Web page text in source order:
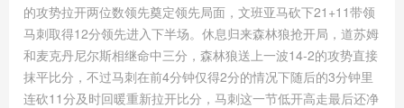
的攻势拉开两位数领先奠定领先局面，文班亚马砍下21+11带领
马刺取得12分领先进入下半场。休息归来森林狼抢开局，道苏姆
和麦克丹尼尔斯相继命中三分，森林狼送上一波14-2的攻势直接
抹平比分，不过马刺在前4分钟仅得2分的情况下随后的3分钟里
连砍11分及时回暖重新拉开比分，马刺这一节低开高走最后还净